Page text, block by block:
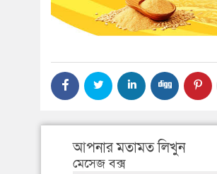
আপনার মতামত লিখুন
মেসেজ বক্স